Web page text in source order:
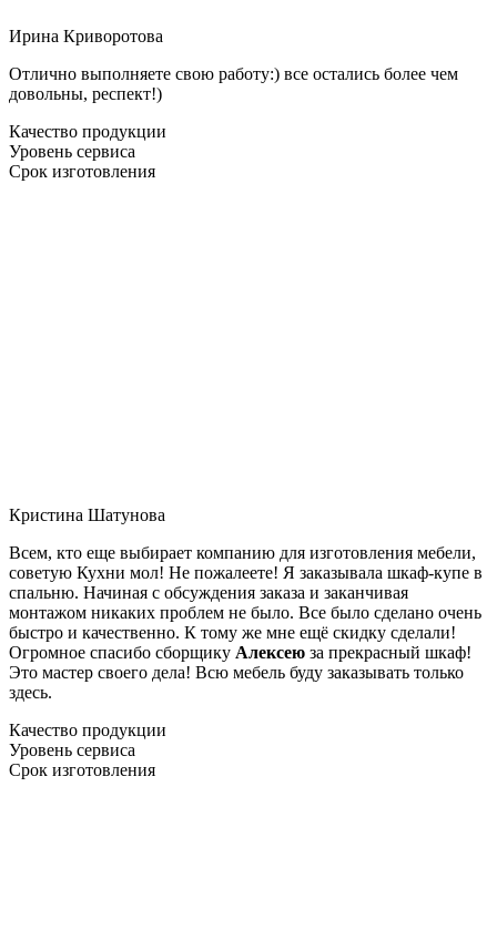
Ирина Криворотова
Отлично выполняете свою работу:) все остались более чем
довольны, респект!)
Качество продукции
Уровень сервиса
Срок изготовления
Кристина Шатунова
Всем, кто еще выбирает компанию для изготовления мебели,
советую Кухни мол! Не пожалеете! Я заказывала шкаф-купе в
спальню. Начиная с обсуждения заказа и заканчивая
монтажом никаких проблем не было. Все было сделано очень
быстро и качественно. К тому же мне ещё скидку сделали!
Огромное спасибо сборщику Алексею за прекрасный шкаф!
Это мастер своего дела! Всю мебель буду заказывать только
здесь.
Качество продукции
Уровень сервиса
Срок изготовления